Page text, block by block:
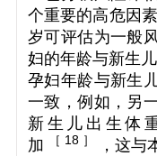
个重要的高危因
岁可评估为一般
妇的年龄与新生
孕妇年龄与新生
一致，例如，另
新生儿出生体
加
［ 18 ］
，这与